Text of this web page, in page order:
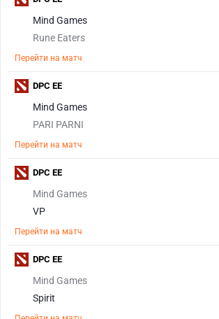
Mind Games
Rune Eaters
Перейти на матч
Mind Games
PARI PARNI
Перейти на матч
DPC EE
Mind Games
VP
Перейти на матч
DPC EE
Mind Games
Spirit
DPC EE